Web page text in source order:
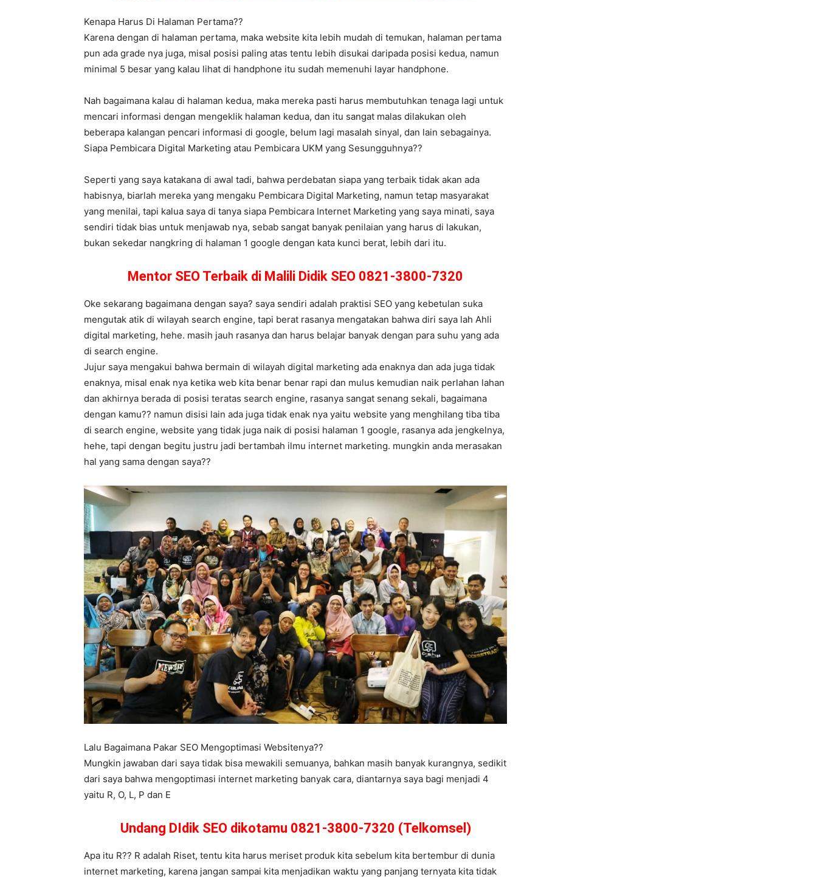
Kenapa Harus Di Halaman Pertama??
Karena dengan di halaman pertama, maka website kita lebih mudah di temukan, halaman pertama
pun ada grade nya juga, misal posisi paling atas tentu lebih disukai daripada posisi kedua, namun
minimal 5 besar yang kalau lihat di handphone itu sudah memenuhi layar handphone.
Nah bagaimana kalau di halaman kedua, maka mereka pasti harus membutuhkan tenaga lagi untuk
mencari informasi dengan mengeklik halaman kedua, dan itu sangat malas dilakukan oleh
beberapa kalangan pencari informasi di google, belum lagi masalah sinyal, dan lain sebagainya.
Siapa Pembicara Digital Marketing atau Pembicara UKM yang Sesungguhnya??
Seperti yang saya katakana di awal tadi, bahwa perdebatan siapa yang terbaik tidak akan ada
habisnya, biarlah mereka yang mengaku Pembicara Digital Marketing, namun tetap masyarakat
yang menilai, tapi kalua saya di tanya siapa Pembicara Internet Marketing yang saya minati, saya
sendiri tidak bias untuk menjawab nya, sebab sangat banyak penilaian yang harus di lakukan,
bukan sekedar nangkring di halaman 1 google dengan kata kunci berat, lebih dari itu.
Mentor SEO Terbaik di Malili Didik SEO 0821-3800-7320
Oke sekarang bagaimana dengan saya? saya sendiri adalah praktisi SEO yang kebetulan suka
mengutak atik di wilayah search engine, tapi berat rasanya mengatakan bahwa diri saya lah Ahli
digital marketing, hehe. masih jauh rasanya dan harus belajar banyak dengan para suhu yang ada
di search engine.
Jujur saya mengakui bahwa bermain di wilayah digital marketing ada enaknya dan ada juga tidak
enaknya, misal enak nya ketika web kita benar benar rapi dan mulus kemudian naik perlahan lahan
dan akhirnya berada di posisi teratas search engine, rasanya sangat senang sekali, bagaimana
dengan kamu?? namun disisi lain ada juga tidak enak nya yaitu website yang menghilang tiba tiba
di search engine, website yang tidak juga naik di posisi halaman 1 google, rasanya ada jengkelnya,
hehe, tapi dengan begitu justru jadi bertambah ilmu internet marketing. mungkin anda merasakan
hal yang sama dengan saya??
Lalu Bagaimana Pakar SEO Mengoptimasi Websitenya??
Mungkin jawaban dari saya tidak bisa mewakili semuanya, bahkan masih banyak kurangnya, sedikit
dari saya bahwa mengoptimasi internet marketing banyak cara, diantarnya saya bagi menjadi 4
yaitu R, O, L, P dan E
Undang DIdik SEO dikotamu 0821-3800-7320 (Telkomsel)
Apa itu R?? R adalah Riset, tentu kita harus meriset produk kita sebelum kita bertembur di dunia
internet marketing, karena jangan sampai kita menjadikan waktu yang panjang ternyata kita tidak